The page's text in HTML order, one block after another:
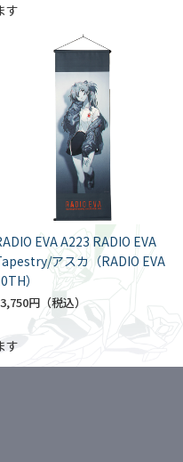
す
EVA A223 RADIO EVA
アスカ（RADIO EVA
）
円
す